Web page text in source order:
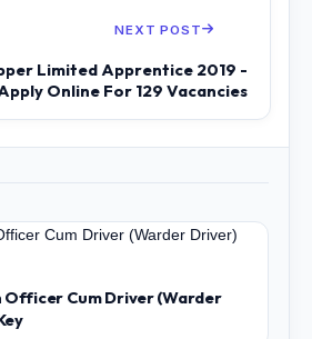
NEXT POST
Limited Apprentice 2019 -
Online For 129 Vacancies
Cum Driver (Warder